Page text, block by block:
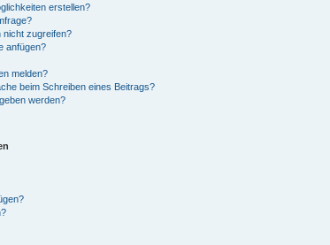
erstellen?
nicht zugreifen?
anfügen?
melden?
beim Schreiben eines Beitrags?
werden?